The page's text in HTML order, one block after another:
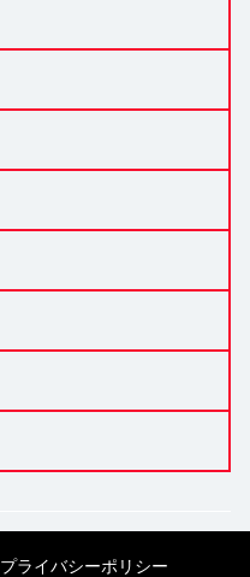
プライバシーポリシー